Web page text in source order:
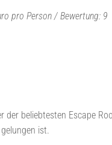
pro Person / Bewertung: 9
der beliebtesten Escape
ist.